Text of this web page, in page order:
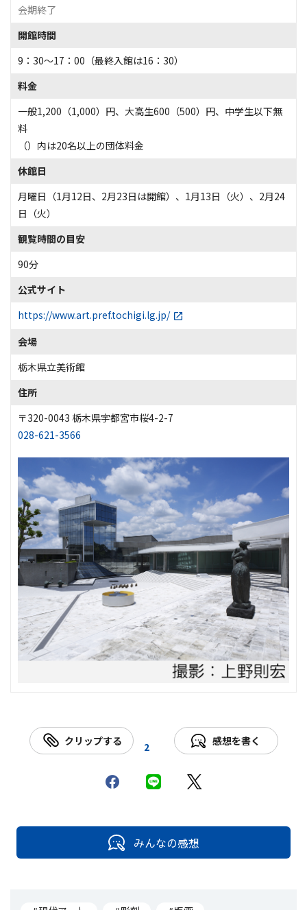
会期終了
開館時間
9：30～17：00（最終入館は16：30）
料金
一般1,200（1,000）円、大高生600（500）円、中学生以下無
料
（）内は20名以上の団体料金
休館日
月曜日（1月12日、2月23日は開館）、1月13日（火）、2月24
日（火）
観覧時間の目安
90分
公式サイト
https://www.art.pref.tochigi.lg.jp/
会場
栃木県立美術館
住所
〒320-0043 栃木県宇都宮市桜4-2-7
028-621-3566
クリップする 2 感想を書く
みんなの感想